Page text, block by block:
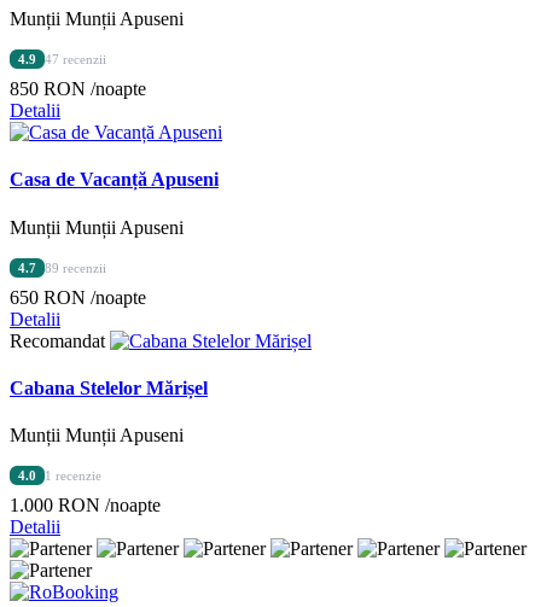
Munții Munții Apuseni
4.9 47 recenzii
850 RON /noapte
Detalii
Casa de Vacanță Apuseni
Munții Munții Apuseni
4.7 89 recenzii
650 RON /noapte
Detalii
Recomandat
Cabana Stelelor Mărișel
Munții Munții Apuseni
4.0 1 recenzie
1.000 RON /noapte
Detalii